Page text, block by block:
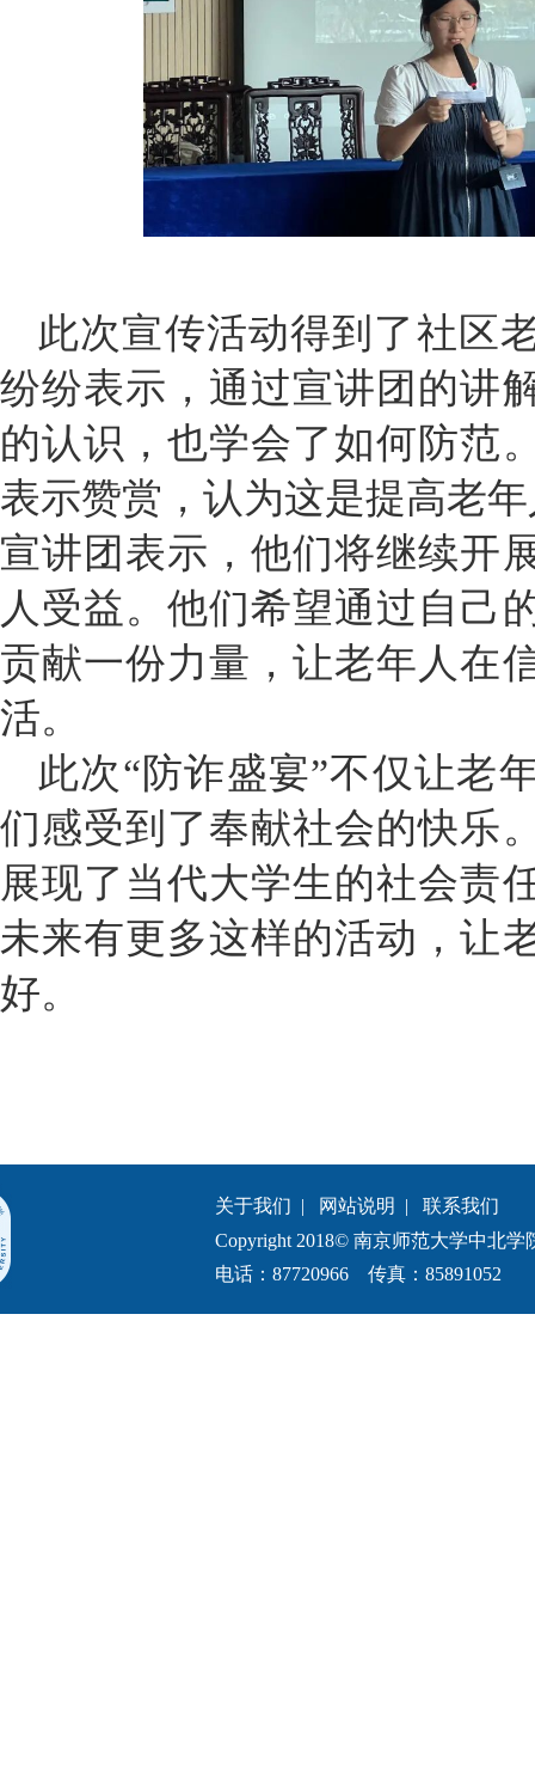
此次宣传活动得到了社区
纷纷表示，通过宣讲团的讲
的认识，也学会了如何防范
表示赞赏，认为这是提高老
宣讲团表示，他们将继续开
人受益。他们希望通过自己
贡献一份力量，让老年人在
活。
此次“防诈盛宴”不仅让老
们感受到了奉献社会的快乐
展现了当代大学生的社会责
未来有更多这样的活动，让
好。
关于我们 | 网站说明 | 联系我们
Copyright 2018© 南京师范大学中北学
电话：87720966 传真：85891052